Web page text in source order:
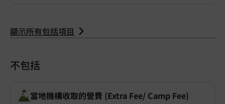
顯示所有包括項目
不包括
當地機構收取的營費 (Extra Fee/ Camp Fee)